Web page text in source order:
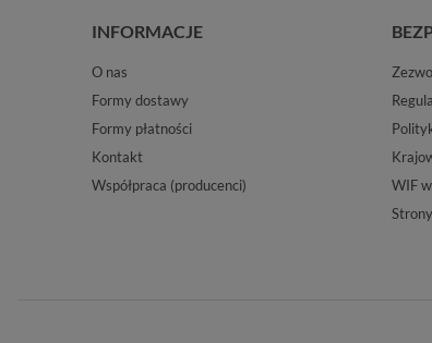
INFORMACJE
O nas
Formy dostawy
Formy płatności
Kontakt
Współpraca (producenci)
WIF